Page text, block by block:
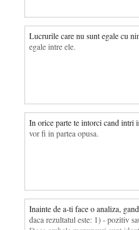
Lucrurile care nu sunt egale cu
egale intre ele.
In orice parte te intorci cand intri
vor fi in partea opusa.
Inainte de a-ti face o analiza,
daca rezultatul este: 1) - pozitiv